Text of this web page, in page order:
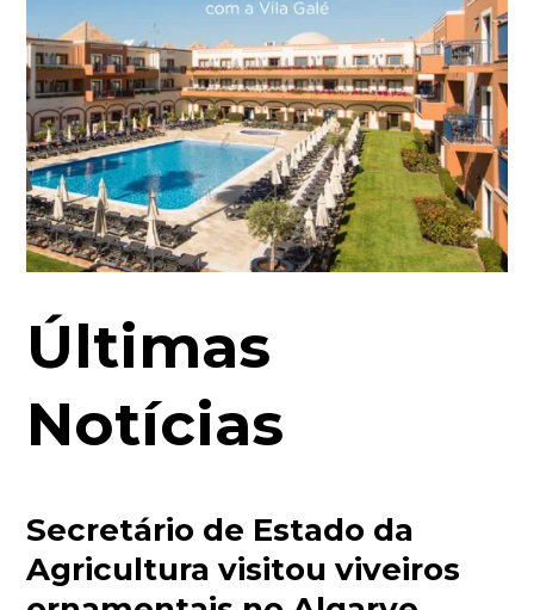
Últimas
Notícias
Secretário de Estado da
Agricultura visitou viveiros